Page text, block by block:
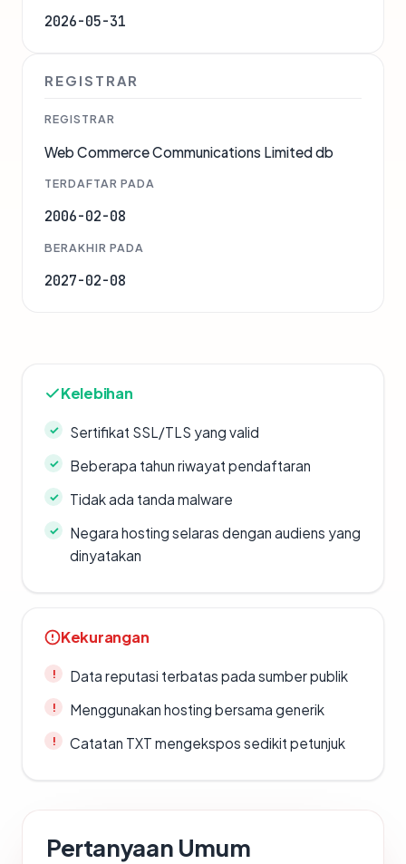
2026-05-31
REGISTRAR
REGISTRAR
Web Commerce Communications Limited db
TERDAFTAR PADA
2006-02-08
BERAKHIR PADA
2027-02-08
Kelebihan
Sertifikat SSL/TLS yang valid
Beberapa tahun riwayat pendaftaran
Tidak ada tanda malware
Negara hosting selaras dengan audiens yang
dinyatakan
Kekurangan
Data reputasi terbatas pada sumber publik
Menggunakan hosting bersama generik
Catatan TXT mengekspos sedikit petunjuk
Pertanyaan Umum